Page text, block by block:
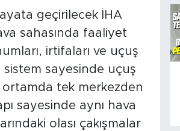
geçirilecek İHA
sahasında faaliyet
irtifaları ve uçuş
sistem sayesinde uçuş
tek merkezden
sayesinde aynı hava
olası çakışmalar